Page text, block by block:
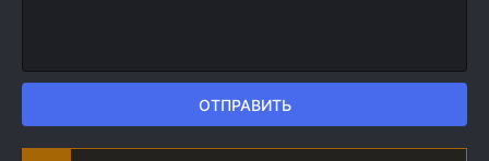
ОТПРАВИТЬ